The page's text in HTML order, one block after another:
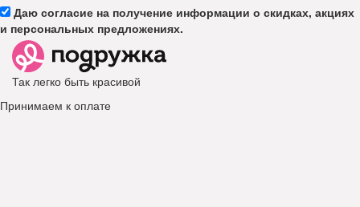
Даю согласие на получение информации о скидках, акциях
и персональных предложениях.
Так легко быть красивой
Принимаем к оплате